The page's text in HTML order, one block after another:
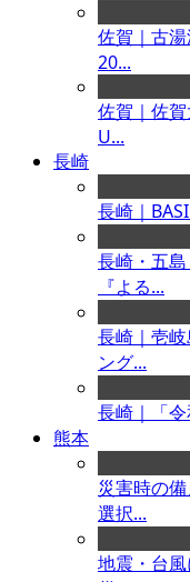
佐賀｜古
20...
佐賀｜佐
U...
長崎
長崎｜
長崎・五
『よる...
長崎｜壱
ング...
長崎｜「
熊本
災害時の
選択...
地震・台